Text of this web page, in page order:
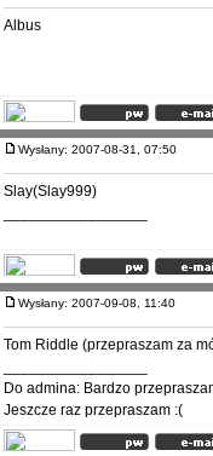
Albus
Wysłany: 2007-08-31, 07:50
Slay(Slay999)
Wysłany: 2007-09-08, 11:40
Tom Riddle (przepraszam za
Do admina: Bardzo
Jeszcze raz przepraszam :(